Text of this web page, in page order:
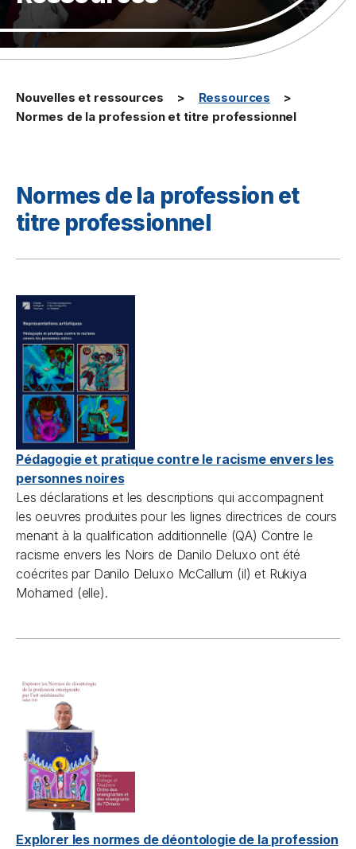
Nouvelles et ressources
Ressources
Normes de la profession et titre professionnel
Normes de la profession et
titre professionnel
Pédagogie et pratique contre le racisme envers les
personnes noires
Les déclarations et les descriptions qui accompagnent
les oeuvres produites pour les lignes directrices de cours
menant à la qualification additionnelle (QA) Contre le
racisme envers les Noirs de Danilo Deluxo ont été
coécrites par Danilo Deluxo McCallum (il) et Rukiya
Mohamed (elle).
Explorer les normes de déontologie de la profession